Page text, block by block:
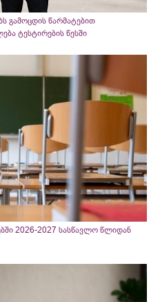
გამოცდის წარმატებით
ტესტირების წესში
2026-2027 სასწავლო წლიდან